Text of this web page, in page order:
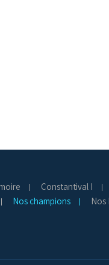
Constantival I
Nos champions Nos